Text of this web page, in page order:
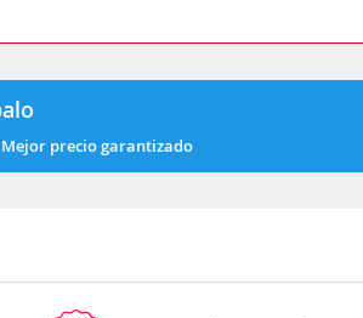
Mejor precio garantizado